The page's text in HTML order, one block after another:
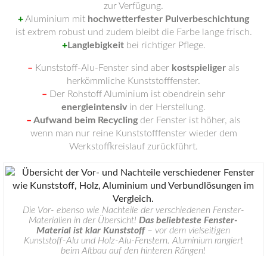
zur Verfügung.
+ Aluminium mit hochwetterfester Pulverbeschichtung
ist extrem robust und zudem bleibt die Farbe lange frisch.
+Langlebigkeitbei richtiger Pflege.
– Kunststoff-Alu-Fenster sind aber kostspieliger als
herkömmliche Kunststofffenster.
– Der Rohstoff Aluminium ist obendrein sehr
energieintensiv in der Herstellung.
– Aufwand beim Recycling der Fenster ist höher, als
wenn man nur reine Kunststofffenster wieder dem
Werkstoffkreislauf zurückführt.
Die Vor- ebenso wie Nachteile der verschiedenen Fenster-
Materialien in der Übersicht!Das beliebteste Fenster-
Material ist klar Kunststoff– vor dem vielseitigen
Kunststoff-Alu und Holz-Alu-Fenstern. Aluminium rangiert
beim Altbau auf den hinteren Rängen!